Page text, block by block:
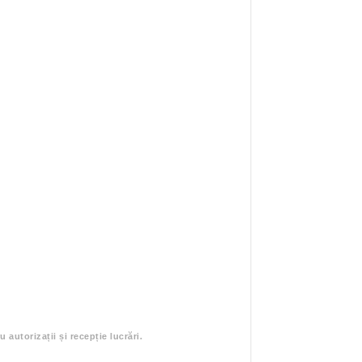
autorizații și recepție lucrări.